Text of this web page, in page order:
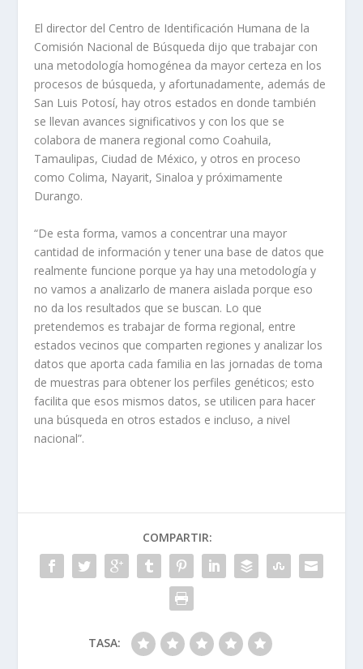
El director del Centro de Identificación Humana de la
Comisión Nacional de Búsqueda dijo que trabajar con
una metodología homogénea da mayor certeza en los
procesos de búsqueda, y afortunadamente, además de
San Luis Potosí, hay otros estados en donde también
se llevan avances significativos y con los que se
colabora de manera regional como Coahuila,
Tamaulipas, Ciudad de México, y otros en proceso
como Colima, Nayarit, Sinaloa y próximamente
Durango.
“De esta forma, vamos a concentrar una mayor
cantidad de información y tener una base de datos que
realmente funcione porque ya hay una metodología y
no vamos a analizarlo de manera aislada porque eso
no da los resultados que se buscan. Lo que
pretendemos es trabajar de forma regional, entre
estados vecinos que comparten regiones y analizar los
datos que aporta cada familia en las jornadas de toma
de muestras para obtener los perfiles genéticos; esto
facilita que esos mismos datos, se utilicen para hacer
una búsqueda en otros estados e incluso, a nivel
nacional”.
COMPARTIR:
TASA: